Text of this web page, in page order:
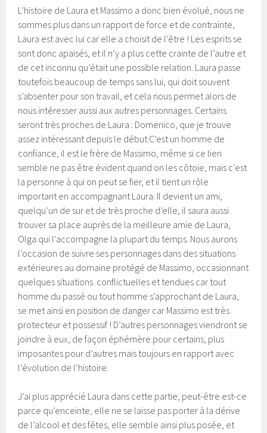
L’histoire de Laura et Massimo a donc bien évolué, nous ne
sommes plus dans un rapport de force et de contrainte,
Laura est avec lui car elle a choisit de l’être ! Les esprits se
sont donc apaisés, et il n’y a plus cette crainte de l’autre et
de cet inconnu qu’était une possible relation. Laura passe
toutefois beaucoup de temps sans lui, qui doit souvent
s’absenter pour son travail, et cela nous permet alors de
nous intéresser aussi aux autres personnages. Certains
seront très proches de Laura : Domenico, que je trouve
assez intéressant depuis le début.C’est un homme de
confiance, il est le frère de Massimo, même si ce lien
semble ne pas être évident quand on les côtoie, mais c’est
la personne à qui on peut se fier, et il tient un rôle
important en accompagnant Laura. Il devient un ami,
quelqu’un de sur et de très proche d’elle, il saura aussi
trouver sa place auprès de la meilleure amie de Laura,
Olga qui l’accompagne la plupart du temps. Nous aurons
l’occasion de suivre ses personnages dans des situations
extérieures au domaine protégé de Massimo, occasionnant
quelques situations conflictuelles et tendues car tout
homme du passé ou tout homme s’approchant de Laura,
se met ainsi en position de danger car Massimo est très
protecteur et possessif ! D’autres personnages viendront se
joindre à eux, de façon éphémère pour certains, plus
imposantes pour d’autres mais toujours en rapport avec
l’évolution de l’histoire.
J’ai plus apprécié Laura dans cette partie, peut-être est-ce
parce qu’enceinte, elle ne se laisse pas porter à la dérive
de l’alcool et des fêtes, elle semble ainsi plus posée, et